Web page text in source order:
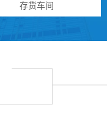
存货车间